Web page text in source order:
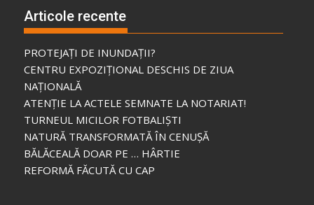
Articole recente
PROTEJAȚI DE INUNDAȚII?
CENTRU EXPOZIȚIONAL DESCHIS DE ZIUA
NAȚIONALĂ
ATENȚIE LA ACTELE SEMNATE LA NOTARIAT!
TURNEUL MICILOR FOTBALIȘTI
NATURĂ TRANSFORMATĂ ÎN CENUȘĂ
BĂLĂCEALĂ DOAR PE … HÂRTIE
REFORMĂ FĂCUTĂ CU CAP